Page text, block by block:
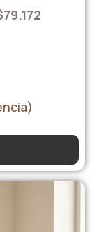
79.172